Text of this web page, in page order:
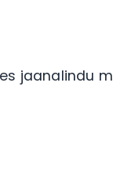
jaanalindu